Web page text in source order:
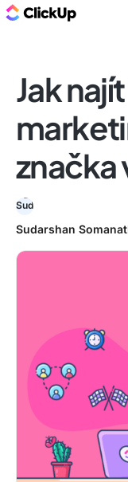
Jak
značka
Sudarshan